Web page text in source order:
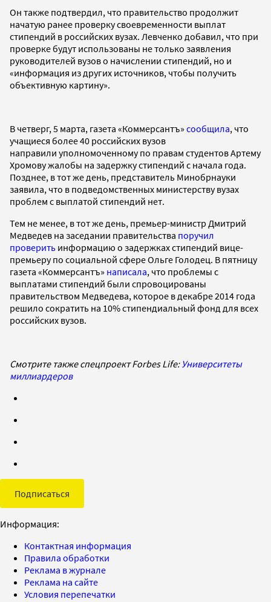
Он также подтвердил, что правительство продолжит
начатую ранее проверку своевременности выплат
стипендий в российских вузах. Левченко добавил, что при
проверке будут использованы не только заявления
руководителей вузов о начислении стипендий, но и
«информация из других источников, чтобы получить
объективную картину».
В четверг, 5 марта, газета «Коммерсантъ» сообщила, что
учащиеся более 40 российских вузов
направили уполномоченному по правам студентов Артему
Хромову жалобы на задержку стипендий с начала года.
Позднее, в тот же день, представитель Минобрнауки
заявила, что в подведомственных министерству вузах
проблем с выплатой стипендий нет.
Тем не менее, в тот же день, премьер-министр Дмитрий
Медведев на заседании правительства поручил
проверить информацию о задержках стипендий вице-
премьеру по социальной сфере Ольге Голодец. В пятницу
газета «Коммерсантъ» написала, что проблемы с
выплатами стипендий были спровоцированы
правительством Медведева, которое в декабре 2014 года
решило сократить на 10% стипендиальный фонд для всех
российских вузов.
Смотрите также спецпроект Forbes Life: Университеты
миллиардеров
Подписаться
Информация:
Контактная информация
Правила обработки
Реклама в журнале
Реклама на сайте
Условия перепечатки